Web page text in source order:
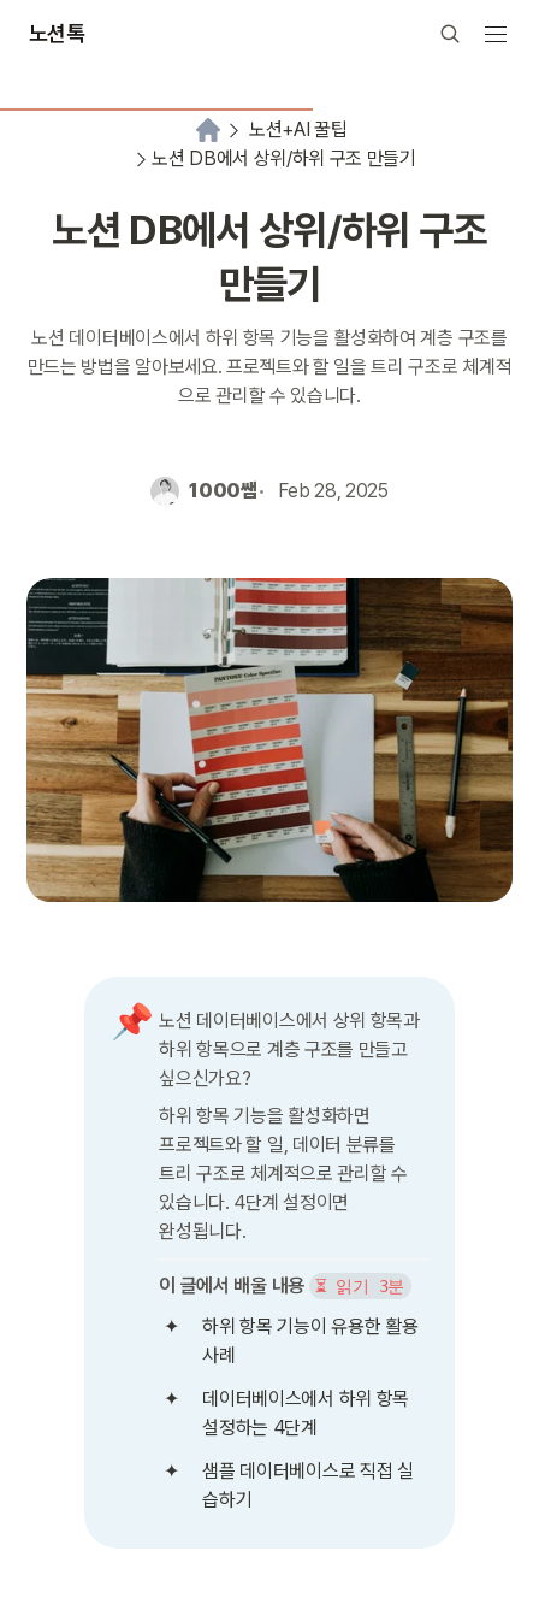
노션톡
노션+AI 꿀팁
노션 DB에서 상위/하위 구조 만들기
노션 DB에서 상위/하위 구조
만들기
노션 데이터베이스에서 하위 항목 기능을 활성화하여 계층 구조를
만드는 방법을 알아보세요. 프로젝트와 할 일을 트리 구조로 체계적
으로 관리할 수 있습니다.
1000쌤 Feb 28, 2025
📌 노션 데이터베이스에서 상위 항목과
하위 항목으로 계층 구조를 만들고
싶으신가요?
하위 항목 기능을 활성화하면
프로젝트와 할 일, 데이터 분류를
트리 구조로 체계적으로 관리할 수
있습니다. 4단계 설정이면
완성됩니다.
이 글에서 배울 내용 ⏳ 읽기 3분
하위 항목 기능이 유용한 활용
사례
데이터베이스에서 하위 항목
설정하는 4단계
샘플 데이터베이스로 직접 실
습하기